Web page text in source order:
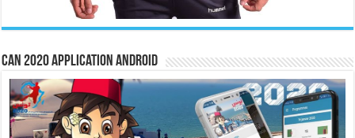
CAN 2020 Application Android